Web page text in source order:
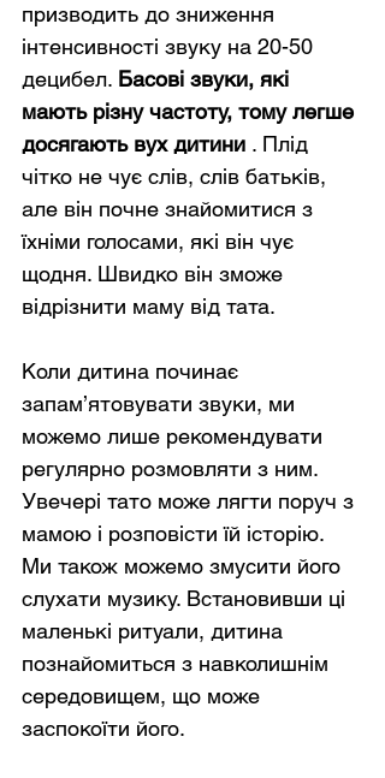
призводить до зниження
інтенсивності звуку на 20-50
децибел. Басові звуки, які
мають різну частоту, тому легше
досягають вух дитини . Плід
чітко не чує слів, слів батьків,
але він почне знайомитися з
їхніми голосами, які він чує
щодня. Швидко він зможе
відрізнити маму від тата.
Коли дитина починає
запам’ятовувати звуки, ми
можемо лише рекомендувати
регулярно розмовляти з ним.
Увечері тато може лягти поруч з
мамою і розповісти їй історію.
Ми також можемо змусити його
слухати музику. Встановивши ці
маленькі ритуали, дитина
познайомиться з навколишнім
середовищем, що може
заспокоїти його.